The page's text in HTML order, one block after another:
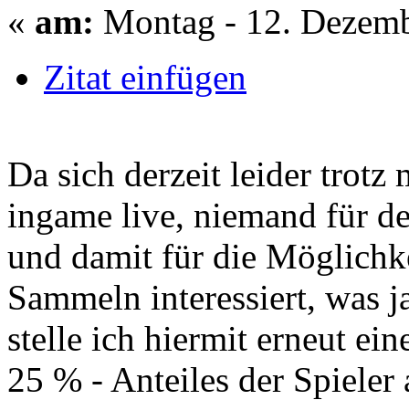
« am: Montag - 12.
Zitat einfügen
Da sich derzeit leider trotz
ingame live, niemand für
und damit für die
Sammeln interessiert, was
stelle ich hiermit erneut
25 % - Anteiles der Spieler